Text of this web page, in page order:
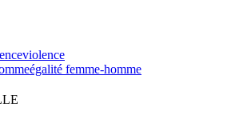
violence
égalité femme-homme